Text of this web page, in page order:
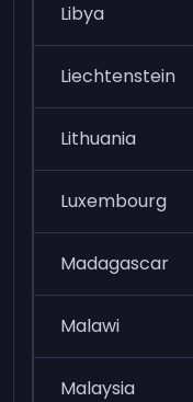
Libya
Liechtenstein
Lithuania
Luxembourg
Madagascar
Malawi
Malaysia